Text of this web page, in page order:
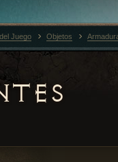
Juego Objetos